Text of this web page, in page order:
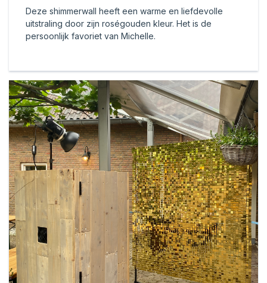
Deze shimmerwall heeft een warme en liefdevolle
uitstraling door zijn roségouden kleur. Het is de
persoonlijk favoriet van Michelle.